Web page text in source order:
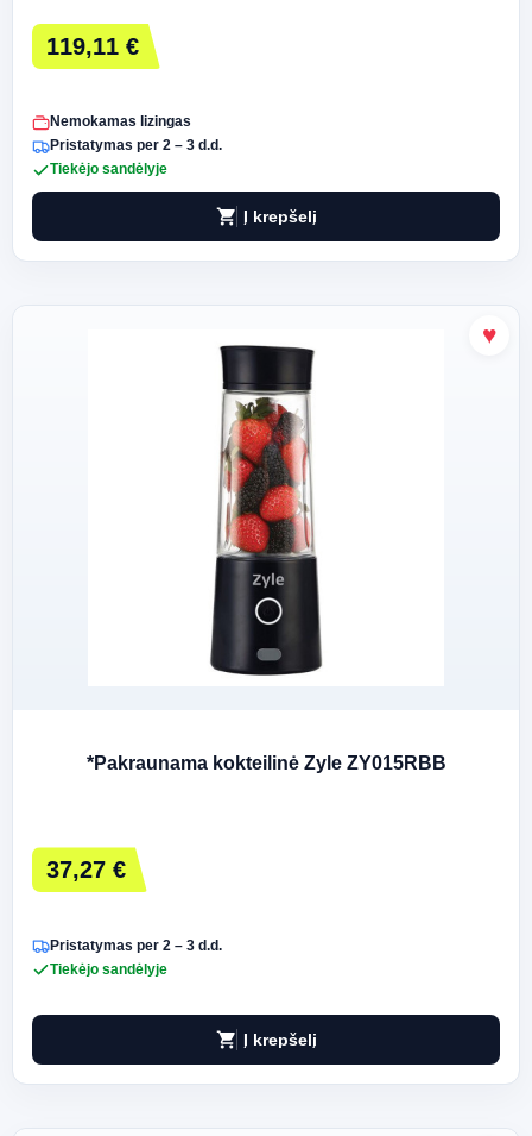
119,11 €
Nemokamas lizingas
Pristatymas per 2 – 3 d.d.
Tiekėjo sandėlyje
shopping_cart Į krepšelį
*Pakraunama kokteilinė Zyle ZY015RBB
37,27 €
Pristatymas per 2 – 3 d.d.
Tiekėjo sandėlyje
shopping_cart Į krepšelį